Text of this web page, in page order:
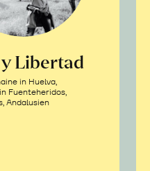
Libertad
in Huelva,
Fuenteheridos,
Andalusien